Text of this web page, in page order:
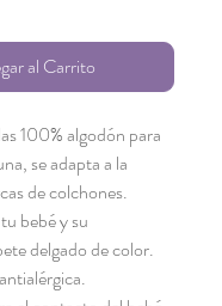
al Carrito
100% algodón para
se adapta a la
de colchones.
bebé y su
delgado de color.